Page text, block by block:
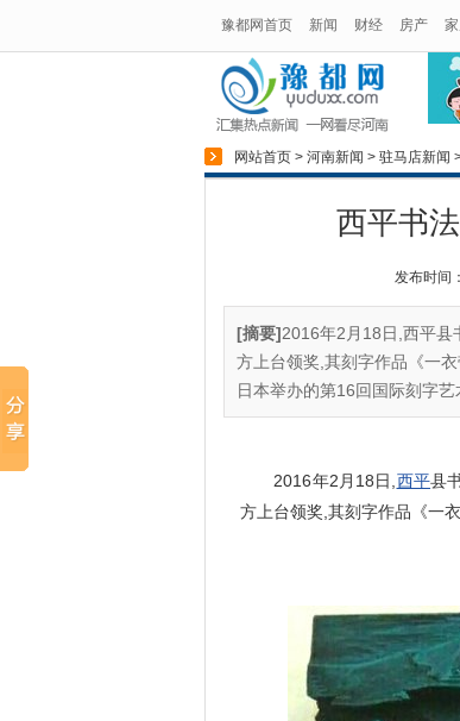
豫都网首页 新闻 财经 房产
网站首页 > 河南新闻 > 驻马店新闻
西平书
发布时间
[摘要]2016年2月18日,西平县
方上台领奖,其刻字作品《一
日本举办的第16回国际刻字
2016年2月18日, 西平县
方上台领奖,其刻字作品《一